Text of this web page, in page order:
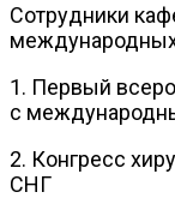
Сотрудники
1. Первый
с
2. Конгресс
СНГ